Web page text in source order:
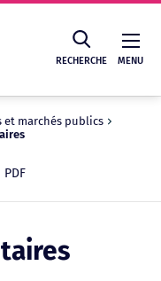
RECHERCHE MENU
et marchés publics